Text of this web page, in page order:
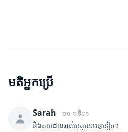
មតិអ្នកប្រើ
Sarah ១០ នាទីមុន
នឹងតាមដានរាល់អត្ថបទបន្តទៀត។